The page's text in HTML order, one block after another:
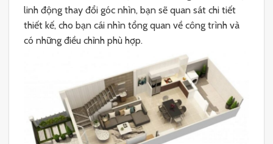
linh động thay đổi góc nhìn, bạn sẽ quan sát chi tiết
thiết kế, cho bạn cái nhìn tổng quan về công trình và
có những điều chỉnh phù hợp.